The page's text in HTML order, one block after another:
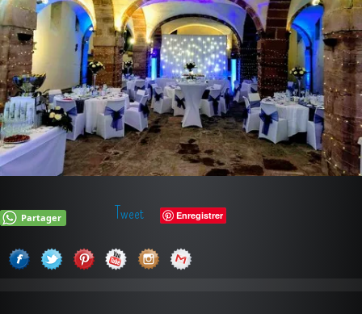
Partager Tweet Enregistrer